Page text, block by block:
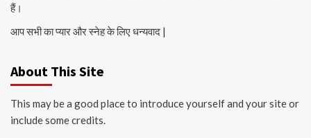
हैं।
आप सभी का प्यार और स्नेह के लिए धन्यवाद |
About This Site
This may be a good place to introduce yourself and your site or
include some credits.